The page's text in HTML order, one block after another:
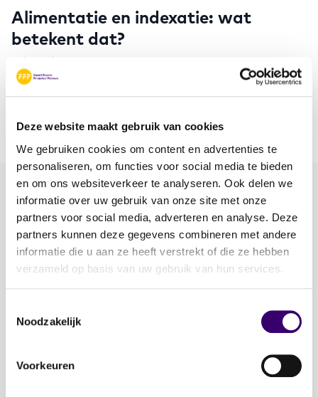
Deze website maakt gebruik van cookies
We gebruiken cookies om content en advertenties te
personaliseren, om functies voor social media te bieden
en om ons websiteverkeer te analyseren. Ook delen we
informatie over uw gebruik van onze site met onze
partners voor social media, adverteren en analyse. Deze
partners kunnen deze gegevens combineren met andere
informatie die u aan ze heeft verstrekt of die ze hebben
verzameld op basis van uw gebruik van hun services.
Noodzakelijk
Voorkeuren
Alimentatie en indexatie: wat
betekent dat?
9 december 2025
Als partners uit elkaar gaan, spreekt de rechter
partner betaalt aan […]
Meer FFP
Word ambassadeur!
Evenementen
Word CFP® professional